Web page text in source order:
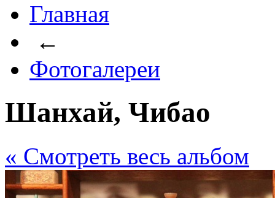
Главная
←
Фотогалереи
Шанхай, Чибао
« Cмотреть весь альбом